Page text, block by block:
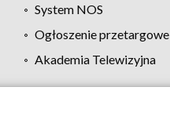
System NOS
Ogłoszenie przetargowe
Akademia Telewizyjna